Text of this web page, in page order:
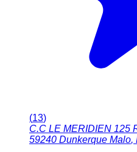
(13)
C.C LE MERIDIEN 125
59240 Dunkerque Malo,